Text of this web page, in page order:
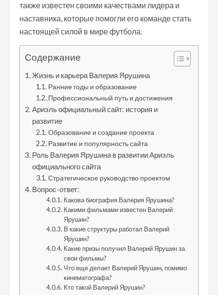
также известен своими качествами лидера и
наставника, которые помогли его команде стать
настоящей силой в мире футбола.
Содержание
Жизнь и карьера Валерия Ярушина
Ранние годы и образование
Профессиональный путь и достижения
Ариэль официальный сайт: история и
развитие
Образование и создание проекта
Развитие и популярность сайта
Роль Валерия Ярушина в развитии Ариэль
официального сайта
Стратегическое руководство проектом
Вопрос-ответ:
Какова биография Валерия Ярушина?
Какими фильмами известен Валерий
Ярушин?
В какие структуры работал Валерий
Ярушин?
Какие призы получил Валерий Ярушин за
свои фильмы?
Что еще делает Валерий Ярушин, помимо
кинематографа?
Кто такой Валерий Ярушин?